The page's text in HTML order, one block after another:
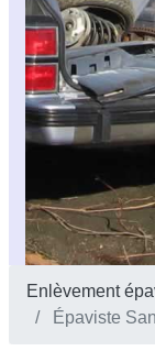
Enlèvement
Épaviste